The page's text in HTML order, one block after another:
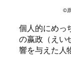
©
個人的にめっ
の嬴政（えい
響を与えた人